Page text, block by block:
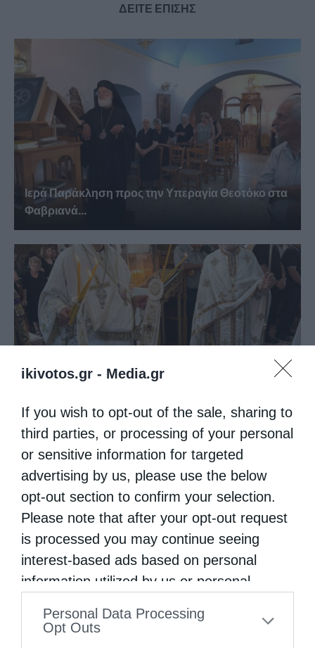
ikivotos.gr - Media.gr
If you wish to opt-out of the sale, sharing to
third parties, or processing of your personal
or sensitive information for targeted
advertising by us, please use the below
opt-out section to confirm your selection.
Please note that after your opt-out request
is processed you may continue seeing
interest-based ads based on personal
information utilized by us or personal
to your opt-out. You may separately opt-out
Personal Data Processing
Opt Outs
ΔΕΙΤΕ ΕΠΙΣΗΣ
Ιερά Παράκληση προς την Υπεραγία Θεοτόκο στα
Φαβριανά...
Θεία Λειτουργία στην Παναγιά Πεδιάδος
Θεία Λειτουργία στο Μασταμπά Ηρακλείου